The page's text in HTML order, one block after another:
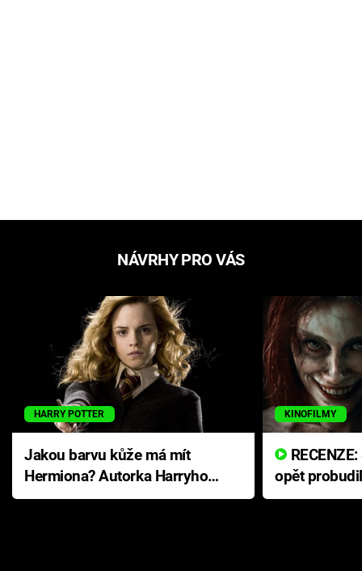
NÁVRHY PRO VÁS
HARRY POTTER
Jakou barvu kůže má mít
Hermiona? Autorka Harryho
Pottera přišla s ráznou
KINOFILMY
opět
přichází s